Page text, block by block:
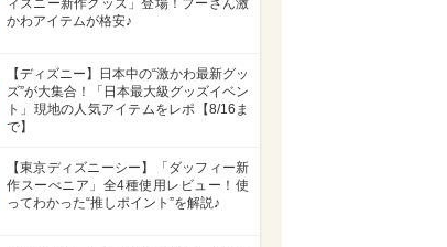
ィズニー新作グッズ」登場！プーさん激
かわアイテムが格安♪
【ディズニー】日本中の“激かわ最新グッ
ズ”が大集合！「日本最大級グッズイベン
ト」現地の人気アイテムをレポ【8/16ま
で】
【東京ディズニーシー】「ダッフィー新
作スーべニア」全4種使用レビュー！使
ってわかった“推しポイント”を解説♪